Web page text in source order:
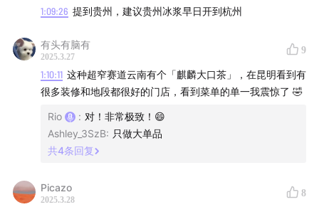
会员社群
我们开设有专供会员交流互助的微信群。您可以结识志同
道合的朋友、发现业务合作的伙伴。每年我们会在北京、
上海、深圳、广州四个城市举办仅限会员参加的线下活
可以通过面对面的交流，与其他会员进一步加深了解、促
成合作。会员可以阅读由疯投圈播客节目内容重新人工整
查询检索节目中提到的图表、数据、观点、结论等。
1:09:26 提到贵州，建议贵州冰浆早日开到杭州
有头有脑有
2025.3.27
9
1:10:11 这种超窄赛道云南有个「麒麟大口茶」，在昆明看到有
很多装修和地段都很好的门店，看到菜单的单一我震惊了 🤣
Rio : 对！非常极致！😄
Ashley_3SzB: 只做大单品
共4条回复
Picazo
2025.3.28
8